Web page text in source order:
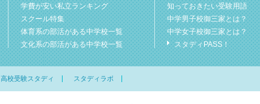
学費が安い私立ランキング
スクール特集
体育系の部活がある中学校一覧
文化系の部活がある中学校一覧
知っておきたい受験用語
中学男子校御三家とは？
中学女子校御三家とは？
スタディPASS！
高校受験スタディ スタディラボ